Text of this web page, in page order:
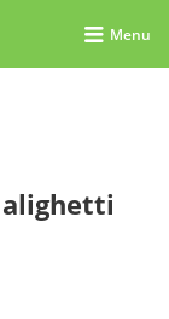
Menu